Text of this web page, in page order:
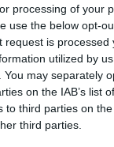
processing of your
use the below opt-
is processed
utilized by
may separately
on the IAB’s list
to third parties on the
third parties.